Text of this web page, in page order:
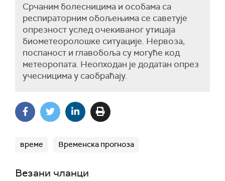
Срчаним болесницима и особама са
респираторним обољењима се саветује
опрезност услед очекиваног утицаја
биометеоролошкe ситуације. Нервоза,
поспаност и главобоља су могуће код
метеоропата. Неопходан је додатан опрез
учесницима у саобраћају.
време Временска прогноза
Везани чланци